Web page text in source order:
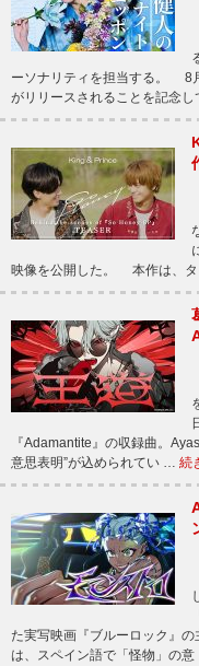
ーソナリティを担当する。 8
がリリースされることを記念
映像を公開した。 本作は、
『Adamantite』の収録曲。
意思表明”が込められてい … 続
た実写映画『ブルーロック』の
は、スペイン語で「怪物」の